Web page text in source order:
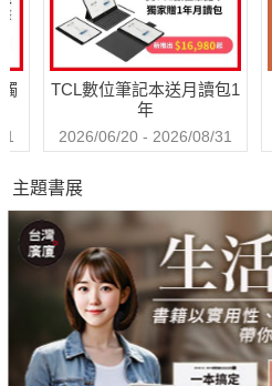
TCL數位筆記本送月讀包1
年
2026/06/20 - 2026/08/31
主題書展